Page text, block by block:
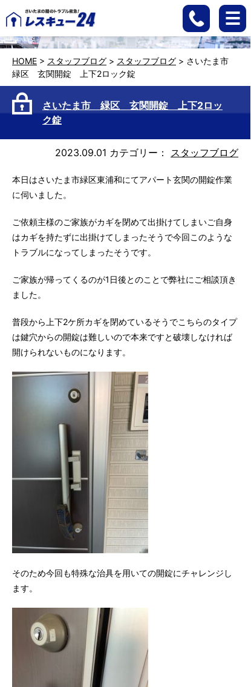
HOME > スタッフブログ > スタッフブログ > さいたま市
緑区 玄関開錠 上下2ロック錠
さいたま市 緑区 玄関開錠 上下2ロッ
ク錠
2023.09.01 カテゴリー： スタッフブログ
本日はさいたま市緑区東浦和にてアパート玄関の開錠作業
に伺いました。
ご依頼主様のご家族がカギを閉めて出掛けてしまいご自身
はカギを持たずに出掛けてしまったそうで今回このような
トラブルになってしまったそうです。
ご家族が帰ってくるのが1日後とのことで弊社にご相談頂き
ました。
普段から上下2ケ所カギを閉めているそうでこちらのタイプ
は鍵穴からの開錠は難しいので本来ですと破壊しなければ
開けられないものになります。
そのため今回も特殊な治具を用いての開錠にチャレンジし
ます。